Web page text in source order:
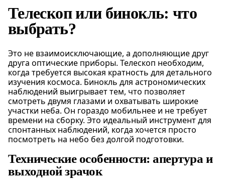
Телескоп или бинокль: что
выбрать?
Это не взаимоисключающие, а дополняющие друг
друга оптические приборы. Телескоп необходим,
когда требуется высокая кратность для детального
изучения космоса. Бинокль для астрономических
наблюдений выигрывает тем, что позволяет
смотреть двумя глазами и охватывать широкие
участки неба. Он гораздо мобильнее и не требует
времени на сборку. Это идеальный инструмент для
спонтанных наблюдений, когда хочется просто
посмотреть на небо без долгой подготовки.
Технические особенности: апертура и
выходной зрачок